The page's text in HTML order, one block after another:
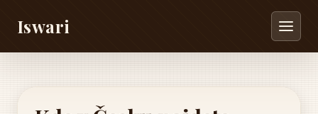
Iswari